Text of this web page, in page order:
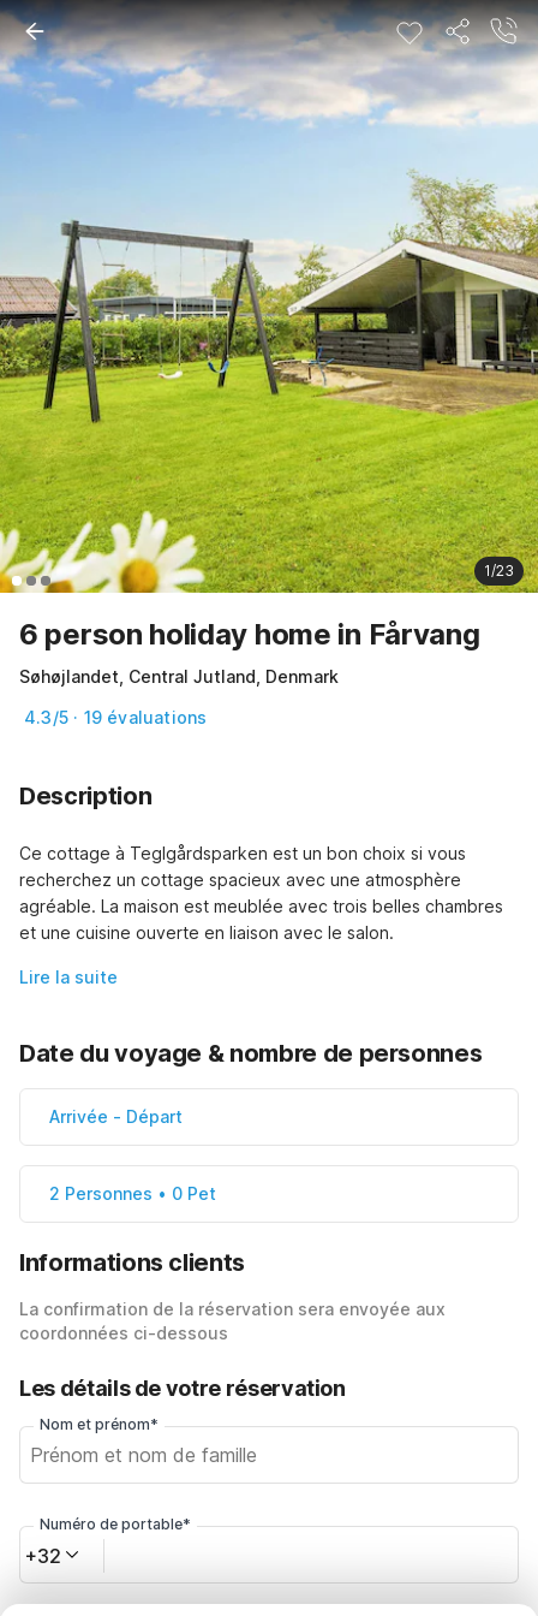
1/23
6 person holiday home in Fårvang
Søhøjlandet, Central Jutland, Denmark
4.3/5 · 19 évaluations
Description
Ce cottage à Teglgårdsparken est un bon choix si vous
recherchez un cottage spacieux avec une atmosphère
agréable. La maison est meublée avec trois belles chambres
et une cuisine ouverte en liaison avec le salon.
Lire la suite
Date du voyage & nombre de personnes
Arrivée - Départ
2 Personnes • 0 Pet
Informations clients
La confirmation de la réservation sera envoyée aux
coordonnées ci-dessous
Les détails de votre réservation
Nom et prénom*
Numéro de portable*
+32